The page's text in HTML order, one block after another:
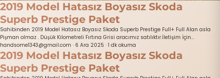
2019 Model Hatasız Boyasız Skoda
Superb Prestige Paket
Sahibinden 2019 Model Hatasız Boyasız Skoda Superb Prestige Full+ Full Alan asla
Pişman olmaz . Düşük Kilometreli Fırtına Grisi aracımız satılıktır.İletişim İçin...
handsome1343@gmail.com · 6 Ara 2025 · 1 dk okuma
2019 Model Hatasız Boyasız Skoda
Superb Prestige Paket